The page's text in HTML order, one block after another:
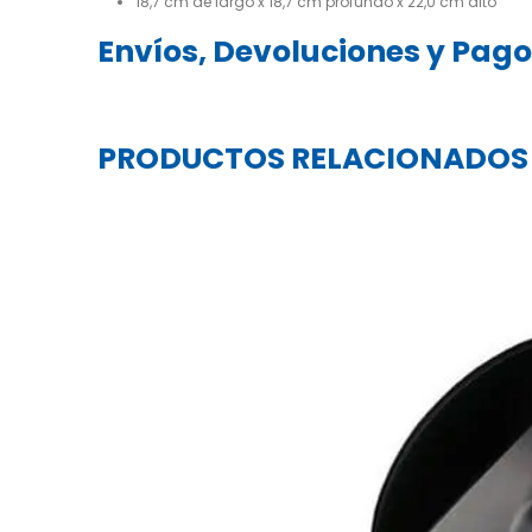
Envíos, Devoluciones y
PRODUCTOS RELACIONADOS